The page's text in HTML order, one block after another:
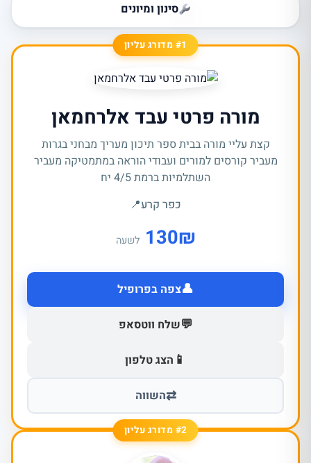
סינון ומיונים
#1 מדורג עליון
מורה פרטי עבד אלרחמאן
קצת עליי מורה בבית ספר תיכון מעריך מבחני בגרות
מעביר קורסים למורים ועבודי הוראה במתמטיקה מעביר
השתלמיות ברמת 4/5 יח
כפר קרע📍
₪
130 לשעה
👤צפה בפרופיל
💬שלח ווטסאפ
📱 הצג טלפון
⇄השווה
#2 מדורג עליון